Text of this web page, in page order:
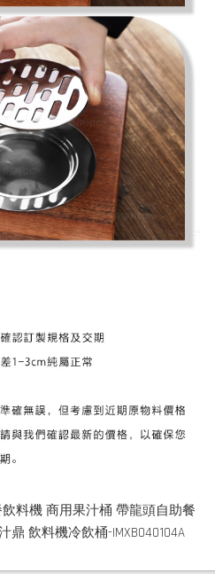
飲料機 商用果汁桶 帶龍頭自助餐
飲料機冷飲桶-IMXB040104A